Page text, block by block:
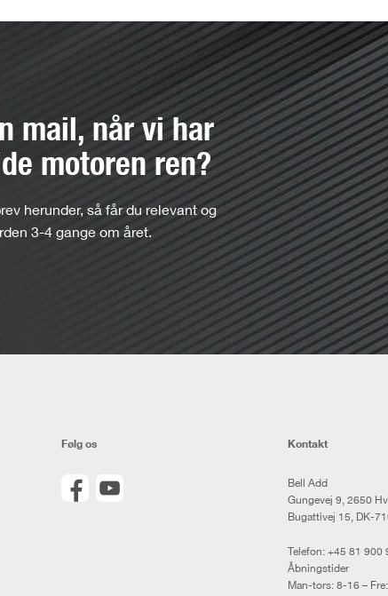
mail, når vi har
motoren ren?
herunder, så får du relevant og
3-4 gange om året.
Følg os Kontakt
Bell Add
Gungevej 9, 2650
Bugattivej 15, DK-
Telefon: +45 81 900
Åbningstider
Man-tors: 8-16 –